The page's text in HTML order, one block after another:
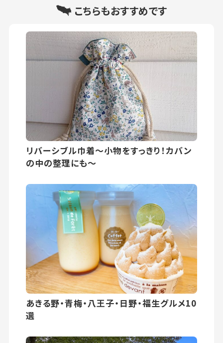
こちらもおすすめです
リバーシブル巾着〜小物をすっきり！カバン
の中の整理にも〜
あきる野・青梅・八王子・日野・福生グルメ10
選